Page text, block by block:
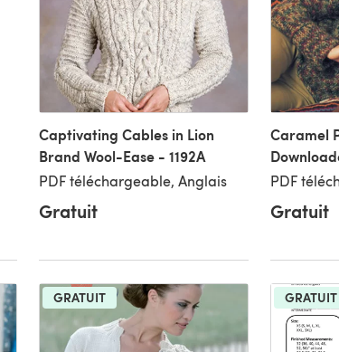
Captivating Cables in Lion
Brand Wool-Ease - 1192A
PDF téléchargeable, Anglais
Gratuit
Caramel
PDF
Gratuit
GRATUIT GRATUIT